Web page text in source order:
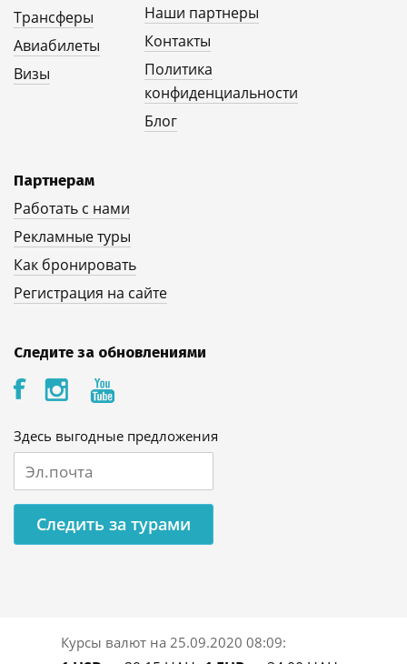
Трансферы
Авиабилеты
Визы
Наши партнеры
Контакты
Политика
конфиденциальности
Блог
Партнерам
Работать с нами
Рекламные туры
Как бронировать
Регистрация на сайте
Следите за обновлениями
Здесь выгодные предложения
Следить за турами
Курсы валют на 25.09.2020 08:09: